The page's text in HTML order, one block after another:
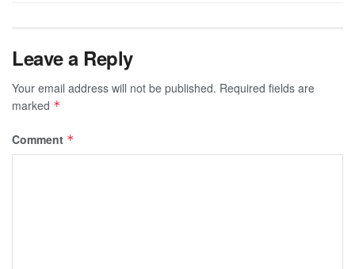
Leave a Reply
Your email address will not be published. Required fields are
marked *
Comment *